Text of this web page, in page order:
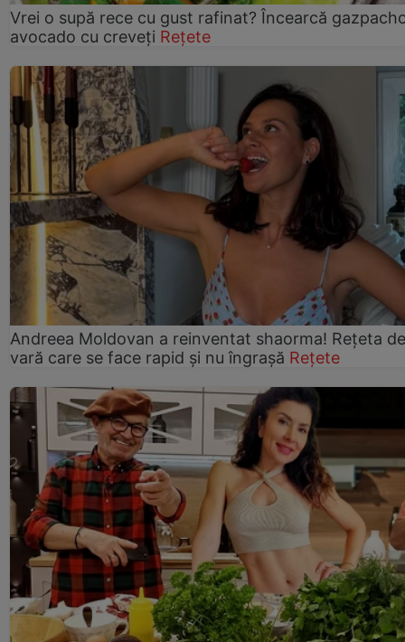
Vrei o supă rece cu gust rafinat? Încearcă
avocado cu creveți Rețete
Andreea Moldovan a reinventat shaorma! Rețeta de
vară care se face rapid și nu îngrașă Rețete